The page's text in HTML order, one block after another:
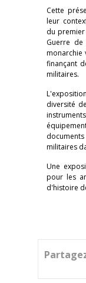
Cette
leur
du
Guerre de
monarchie
finançant
militaires.
diversité
militaires
Une
pour les
d'histoire